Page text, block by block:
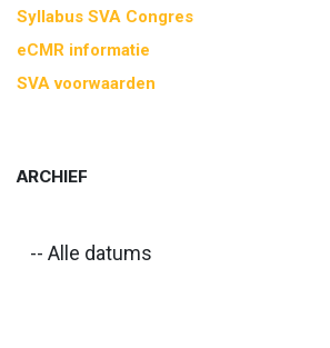
Syllabus SVA Congres
eCMR informatie
SVA voorwaarden
ARCHIEF